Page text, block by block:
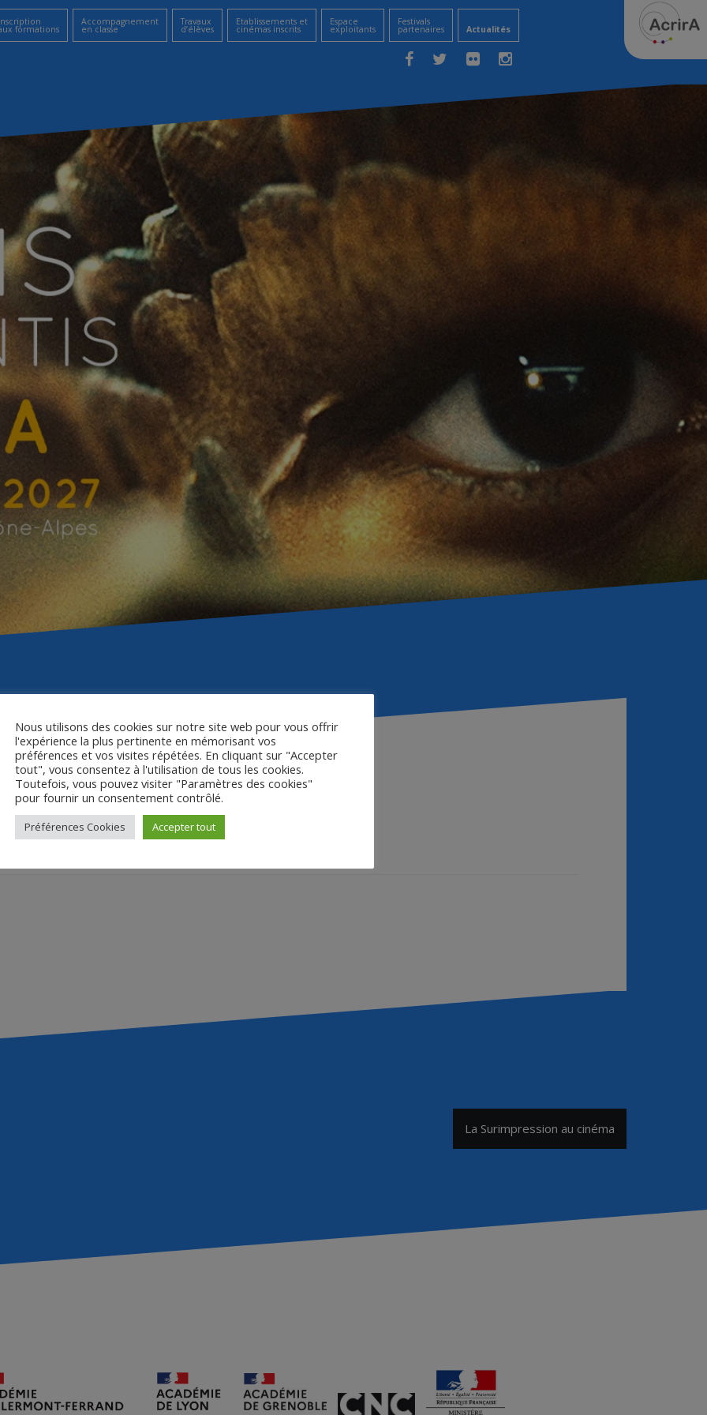
formations
Accompagnement
en classe
Travaux
d’élèves
Etablissements et
cinémas inscrits
Espace
exploitants
Festivals
partenaires Actualités
Ressources
La Surimpression au cinéma
Nous utilisons des cookies sur notre site web pour vous offrir
l'expérience la plus pertinente en mémorisant vos
préférences et vos visites répétées. En cliquant sur "Accepter
tout", vous consentez à l'utilisation de tous les cookies.
Toutefois, vous pouvez visiter "Paramètres des cookies"
pour fournir un consentement contrôlé.
Préférences Cookies Accepter tout